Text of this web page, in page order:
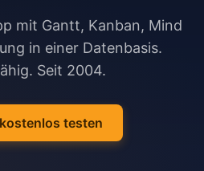
mit Gantt, Kanban, Mind
in einer Datenbasis.
Seit 2004.
testen